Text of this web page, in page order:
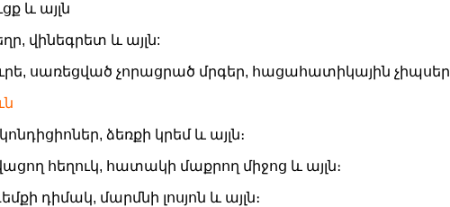
և այլն
վինեգրետ և այլն:
սառեցված չորացրած մրգեր, հացահատիկային չիպսեր
ձեռքի կրեմ և այլն։
հեղուկ, հատակի մաքրող միջոց և այլն։
դիմակ, մարմնի լոսյոն և այլն։